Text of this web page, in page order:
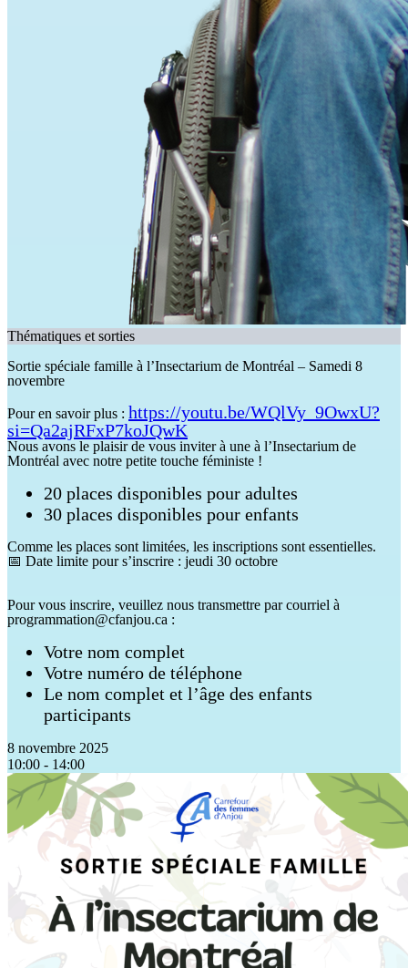
Thématiques et sorties
Sortie spéciale famille à l’Insectarium de Montréal – Samedi 8
novembre
Pour en savoir plus : https://youtu.be/WQlVy_9OwxU?
si=Qa2ajRFxP7koJQwK
Nous avons le plaisir de vous inviter à une à l’Insectarium de
Montréal avec notre petite touche féministe !
20 places disponibles pour adultes
30 places disponibles pour enfants
Comme les places sont limitées, les inscriptions sont essentielles.
📅 Date limite pour s’inscrire : jeudi 30 octobre
Pour vous inscrire, veuillez nous transmettre par courriel à
programmation@cfanjou.ca :
Votre nom complet
Votre numéro de téléphone
Le nom complet et l’âge des enfants
participants
8 novembre 2025
10:00 - 14:00